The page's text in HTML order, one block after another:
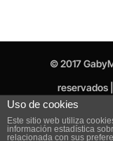
© 2017
reservados
Aviso Legal
Uso de cookies
Este sitio web utiliza
información estadística
relacionada con sus